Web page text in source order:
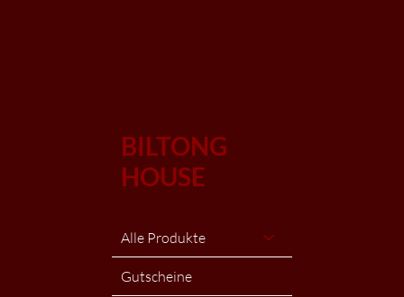
BILTONG
HOUSE
Alle Produkte
Gutscheine